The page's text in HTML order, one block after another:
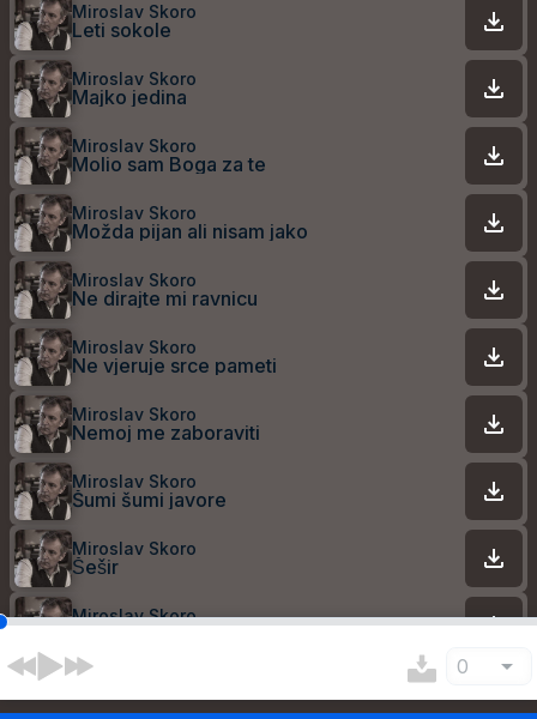
Miroslav Skoro
Leti sokole
Miroslav Skoro
Majko jedina
Miroslav Skoro
Molio sam Boga za te
Miroslav Skoro
Možda pijan ali nisam jako
Miroslav Skoro
Ne dirajte mi ravnicu
Miroslav Skoro
Ne vjeruje srce pameti
Miroslav Skoro
Nemoj me zaboraviti
Miroslav Skoro
Šumi šumi javore
Miroslav Skoro
Šešir
Miroslav Skoro
0